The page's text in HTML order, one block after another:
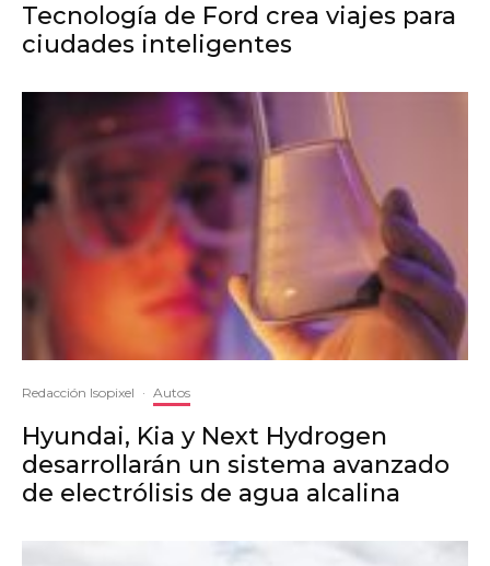
Tecnología de Ford crea viajes para
ciudades inteligentes
Redacción Isopixel · Autos
Hyundai, Kia y Next Hydrogen
desarrollarán un sistema avanzado
de electrólisis de agua alcalina